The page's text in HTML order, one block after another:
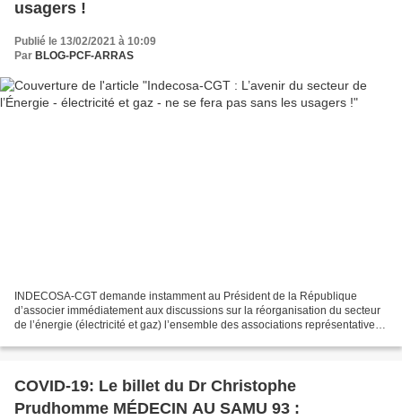
usagers !
Publié le 13/02/2021 à 10:09
Par BLOG-PCF-ARRAS
INDECOSA-CGT demande instamment au Président de la République
d’associer immédiatement aux discussions sur la réorganisation du secteur
de l’énergie (électricité et gaz) l’ensemble des associations représentatives
COVID-19: Le billet du Dr Christophe
Prudhomme MÉDECIN AU SAMU 93 :